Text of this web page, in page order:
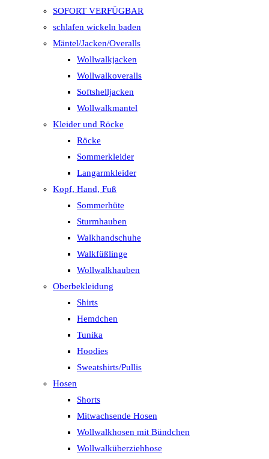
SOFORT VERFÜGBAR
schlafen wickeln baden
Mäntel/Jacken/Overalls
Wollwalkjacken
Wollwalkoveralls
Softshelljacken
Wollwalkmantel
Kleider und Röcke
Röcke
Sommerkleider
Langarmkleider
Kopf, Hand, Fuß
Sommerhüte
Sturmhauben
Walkhandschuhe
Walkfüßlinge
Wollwalkhauben
Oberbekleidung
Shirts
Hemdchen
Tunika
Hoodies
Sweatshirts/Pullis
Hosen
Shorts
Mitwachsende Hosen
Wollwalkhosen mit Bündchen
Wollwalküberziehhose